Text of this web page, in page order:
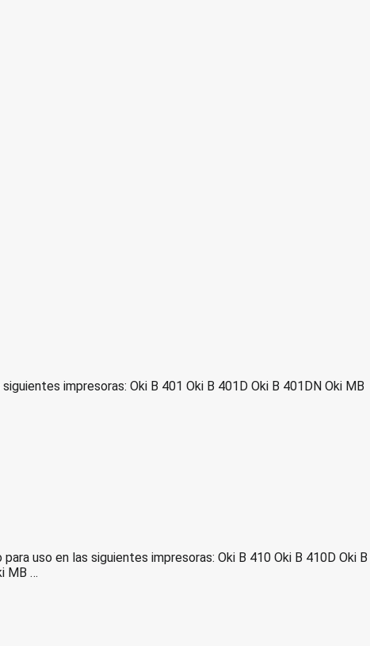
impresoras: Oki B 401 Oki B 401D Oki B 401DN Oki MB
uso en las siguientes impresoras: Oki B 410 Oki B 410D Oki B
MB …